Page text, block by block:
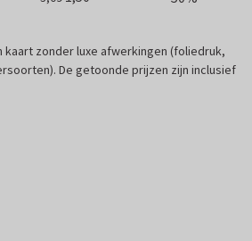
kaart zonder luxe afwerkingen (foliedruk,
De getoonde prijzen zijn inclusief